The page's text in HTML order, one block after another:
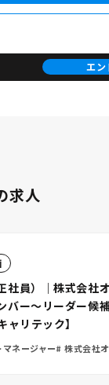
エン
求人
社員）｜株式会社
ー～リーダー候
リテック】
ネージャー 株式会社